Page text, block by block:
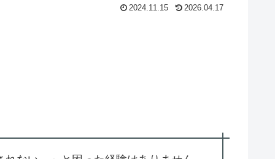
2024.11.15 2026.04.17